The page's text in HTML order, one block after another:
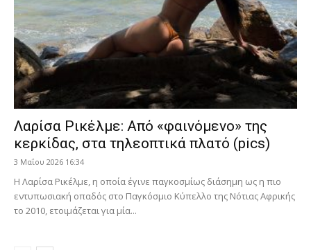
Λαρίσα Ρικέλμε: Από «φαινόμενο» της
κερκίδας, στα τηλεοπτικά πλατό (pics)
3 Μαΐου 2026 16:34
Η Λαρίσα Ρικέλμε, η οποία έγινε παγκοσμίως διάσημη ως η πιο
εντυπωσιακή οπαδός στο Παγκόσμιο Κύπελλο της Νότιας Αφρικής
το 2010, ετοιμάζεται για μία...